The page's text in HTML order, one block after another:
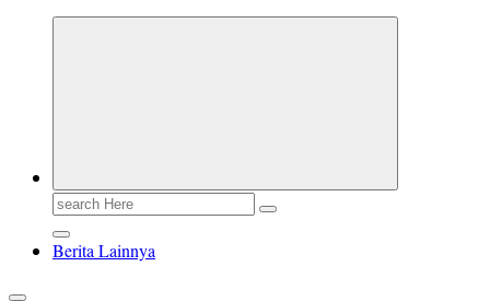
Search
Berita Lainnya